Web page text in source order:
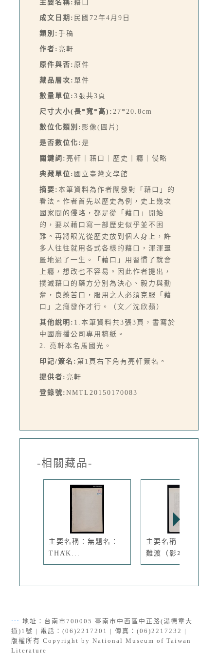
主要名稱: 藉口
成文日期: 民國72年4月9日
類別: 手稿
作者: 亮軒
原件與否: 原件
藏品層次: 單件
數量單位: 3張共3頁
尺寸大小(長*寬*高): 27*20.8cm
數位化類別: 影像(圖片)
是否數位化: 是
關鍵詞: 亮軒｜藉口｜歷史｜癮｜侵略
典藏單位: 國立臺灣文學館
摘要: 本筆資料為作者闡發對「藉口」的
看法。作者首先以歷史為例，史上幾次
國家間的侵略，都是從「藉口」開始
的，要以藉口寫一部歷史似乎並不困
難。再將眼光從歷史放到個人身上，許
多人往往就用各式各樣的藉口，渾渾噩
噩地過了一生。「藉口」用習慣了就會
上癮，想改也不容易。因此作者提出，
撲滅藉口的藥方分別為決心、毅力與勤
奮，良藥苦口，服用之人必須克服「藉
口」之癮發作才行。（文／沈欣蘋）
其他說明: 1.本筆資料共3張3頁，書寫於
中國廣播公司專用稿紙。
2. 亮軒本名馬國光。
印記/簽名: 第1頁右下角有亮軒簽名。
提供者: 亮軒
登錄號: NMTL20150170083
-相關藏品-
主要名稱：無題名：
THA̍K...
主要名稱：小甘黑水
難渡（影本...
::: 地址：台南市700005 臺南市中西區中正路(湯德章大
道)1號 | 電話：(06)2217201 | 傳真：(06)2217232 |
版權所有 Copyright by National Museum of Taiwan
Literature